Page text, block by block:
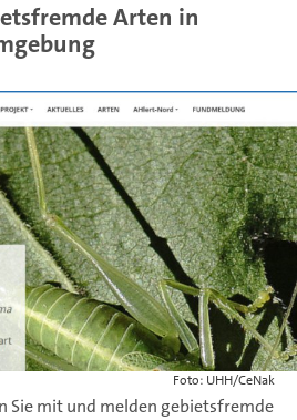
Arten in
Foto: UHH/CeNak
Sie mit und melden gebietsfremde